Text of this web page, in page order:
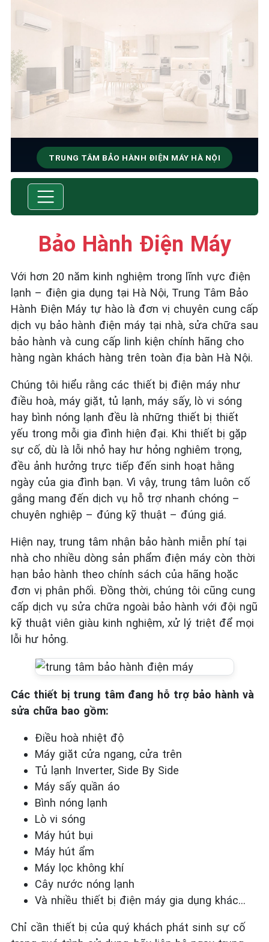
TRUNG TÂM BẢO HÀNH ĐIỆN MÁY HÀ NỘI
SỬA CHỮA & BẢO HÀNH
Tốc Độ Tối Đa • Chất Lượng Tối Ưu • Chi Phí Tối
☎️ 09.86.85.89.22
Bảo Hành Điện Máy
Với hơn 20 năm kinh nghiệm trong lĩnh vực điện
lạnh – điện gia dụng tại Hà Nội, Trung Tâm Bảo
Hành Điện Máy tự hào là đơn vị chuyên cung cấp
dịch vụ bảo hành điện máy tại nhà, sửa chữa sau
bảo hành và cung cấp linh kiện chính hãng cho
hàng ngàn khách hàng trên toàn địa bàn Hà Nội.
Chúng tôi hiểu rằng các thiết bị điện máy như
điều hoà, máy giặt, tủ lạnh, máy sấy, lò vi sóng
hay bình nóng lạnh đều là những thiết bị thiết
yếu trong mỗi gia đình hiện đại. Khi thiết bị gặp
sự cố, dù là lỗi nhỏ hay hư hỏng nghiêm trọng,
đều ảnh hưởng trực tiếp đến sinh hoạt hằng
ngày của gia đình bạn. Vì vậy, trung tâm luôn cố
gắng mang đến dịch vụ hỗ trợ nhanh chóng –
chuyên nghiệp – đúng kỹ thuật – đúng giá.
Hiện nay, trung tâm nhận bảo hành miễn phí tại
nhà cho nhiều dòng sản phẩm điện máy còn thời
hạn bảo hành theo chính sách của hãng hoặc
đơn vị phân phối. Đồng thời, chúng tôi cũng cung
cấp dịch vụ sửa chữa ngoài bảo hành với đội ngũ
kỹ thuật viên giàu kinh nghiệm, xử lý triệt để mọi
lỗi hư hỏng.
Các thiết bị trung tâm đang hỗ trợ bảo hành và
sửa chữa bao gồm:
Điều hoà nhiệt độ
Máy giặt cửa ngang, cửa trên
Tủ lạnh Inverter, Side By Side
Máy sấy quần áo
Bình nóng lạnh
Lò vi sóng
Máy hút bụi
Máy hút ẩm
Máy lọc không khí
Cây nước nóng lạnh
Và nhiều thiết bị điện máy gia dụng khác…
Chỉ cần thiết bị của quý khách phát sinh sự cố